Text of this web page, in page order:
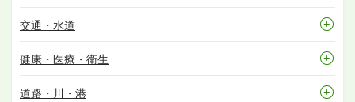
交通・水道
健康・医療・衛生
道路・川・港